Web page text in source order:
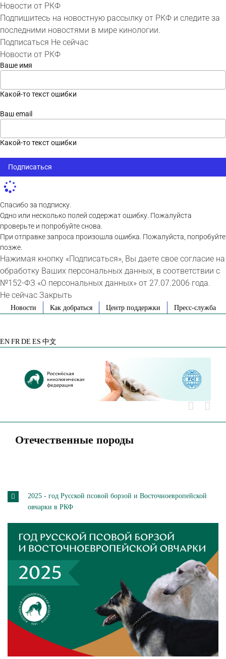
Новости от РКФ
Подпишитесь на новостную рассылку от РКФ и следите за
последними новостями в мире кинологии.
Подписаться Не сейчас
Новости от РКФ
Ваше имя
Какой-то текст ошибки
Ваш email
Какой-то текст ошибки
Подписаться
Спасибо за подписку.
Одно или несколько полей содержат ошибку. Пожалуйста
проверьте и попробуйте снова.
При отправке запроса произошла ошибка. Пожалуйста, попробуйте
позже.
Нажимая кнопку «Подписаться», Вы даете свое согласие на
обработку Ваших персональных данных, в соответствии с
№152-ФЗ «О персональных данных» от 27.07.2006 года.
Не сейчас Закрыть
SkipНовости Как добраться Центр поддержки Пресс-служба
EN FR DE ES 中文
Отечественные породы
2025 - год Русской псовой борзой и Восточноевропейской
овчарки в РКФ